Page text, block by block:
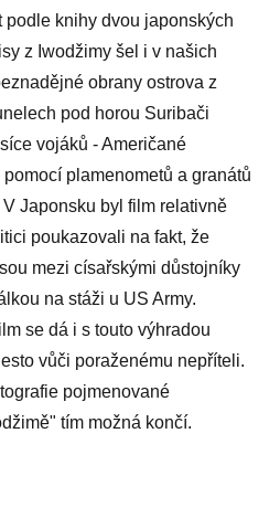
podle knihy dvou japonských
z Iwodžimy šel i v našich
obrany ostrova z
pod horou Suribači
vojáků - Američané
plamenometů a granátů
Japonsku byl film relativně
poukazovali na fakt, že
mezi císařskými důstojníky
na stáži u US Army.
se dá i s touto výhradou
vůči poraženému nepříteli.
pojmenované
tím možná končí.